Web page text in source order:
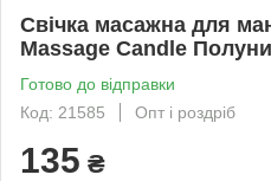
Свічка масажна для
Massage Candle
Готово до відправки
Код: 21585
Опт і роздріб
135 ₴